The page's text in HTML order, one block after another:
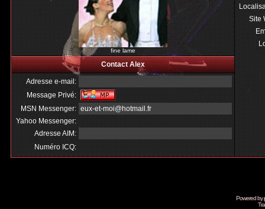
fine lame
Site
Contact Alex
Adresse e-mail:
Message Privé:
MSN Messenger: eux-et-moi@hotmail.fr
Yahoo Messenger:
Adresse AIM:
Numéro ICQ:
Powered by